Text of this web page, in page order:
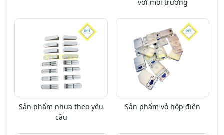
với môi trường
Sản phẩm nhựa theo yêu
cầu
Sản phẩm vỏ hộp điện